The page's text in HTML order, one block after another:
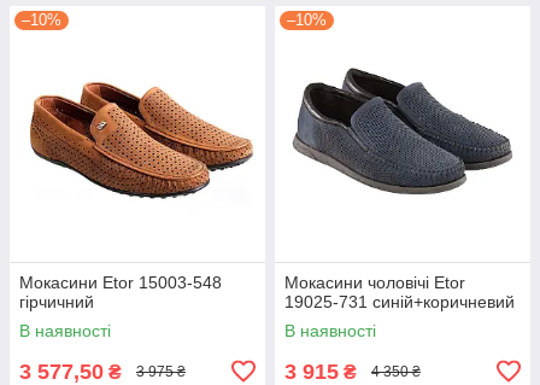
–10%
Мокасини Etor 15003-548
гірчичний
В наявності
3 577,50 ₴ 3 975 ₴
–10%
Мокасини чоловічі Etor
19025-731 синій+коричневий
В наявності
3 915 ₴ 4 350 ₴